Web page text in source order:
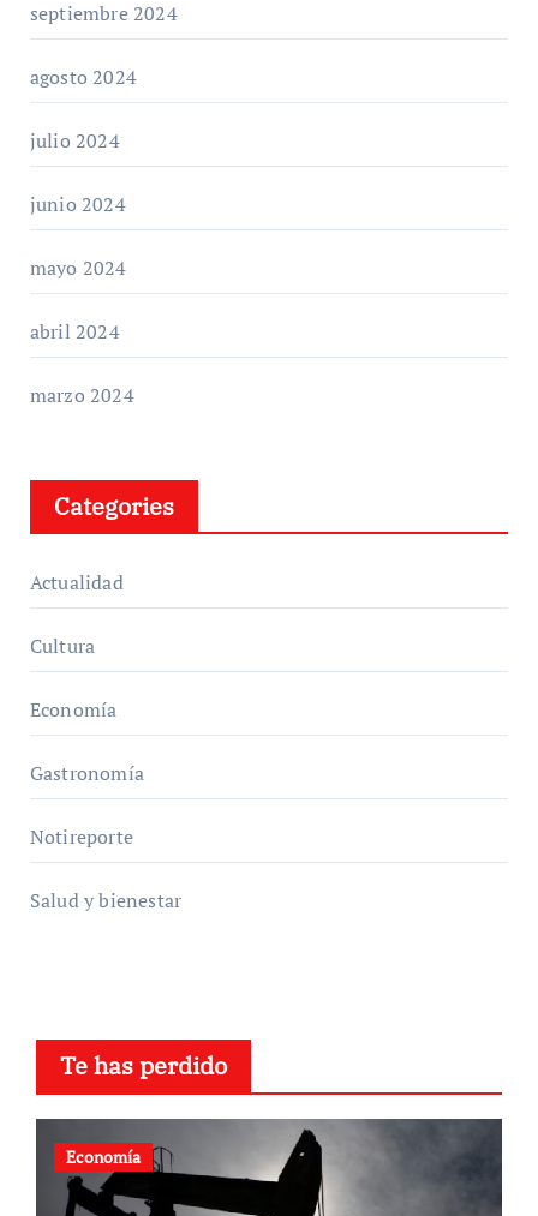
septiembre 2024
agosto 2024
julio 2024
junio 2024
mayo 2024
abril 2024
marzo 2024
Categories
Actualidad
Cultura
Economía
Gastronomía
Notireporte
Salud y bienestar
Te has perdido
Economía